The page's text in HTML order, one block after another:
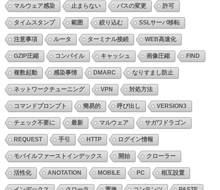
マルウェア感染 止まらない パスの変更 許可
タイムスタンプ 範囲 絞り込む SSLサーバ移転
注意事項 ルータ ターミナル接続 WEB高速化
GZIP圧縮 コンパイル キャッシュ 画像圧縮 FIND
複数起動 感染事情 DMARC なりすまし防止
ネットワークチューニング VPN 対処方法
コマンドプロンプト 簡易的 呼び出し VERSION3
チェック不要に 最新 マルウェア サガワドラゴン
REQUEST 手引 HTTP ログイン情報
モバイルファーストインデックス 開始 クローラー
活性化 ANOTATION MOBILE PC 相互設置